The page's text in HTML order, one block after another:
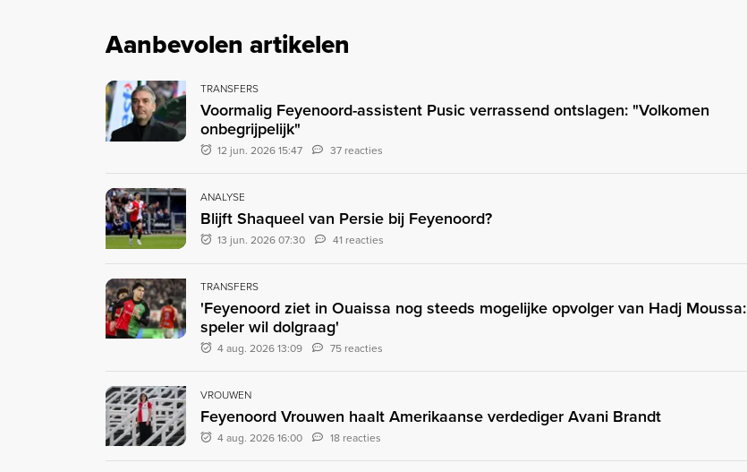
Aanbevolen artikelen
TRANSFERS
Voormalig Feyenoord-assistent Pusic verrassend ontslagen: "Volkomen
onbegrijpelijk"
12 jun. 2026 15:47 37 reacties
ANALYSE
Blijft Shaqueel van Persie bij Feyenoord?
13 jun. 2026 07:30 41 reacties
TRANSFERS
'Feyenoord ziet in Ouaissa nog steeds mogelijke opvolger van Hadj Moussa:
speler wil dolgraag'
4 aug. 2026 13:09 75 reacties
VROUWEN
Feyenoord Vrouwen haalt Amerikaanse verdediger Avani Brandt
4 aug. 2026 16:00 18 reacties